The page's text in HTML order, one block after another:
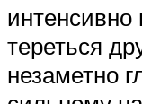
интенсивно
тереться
незаметно